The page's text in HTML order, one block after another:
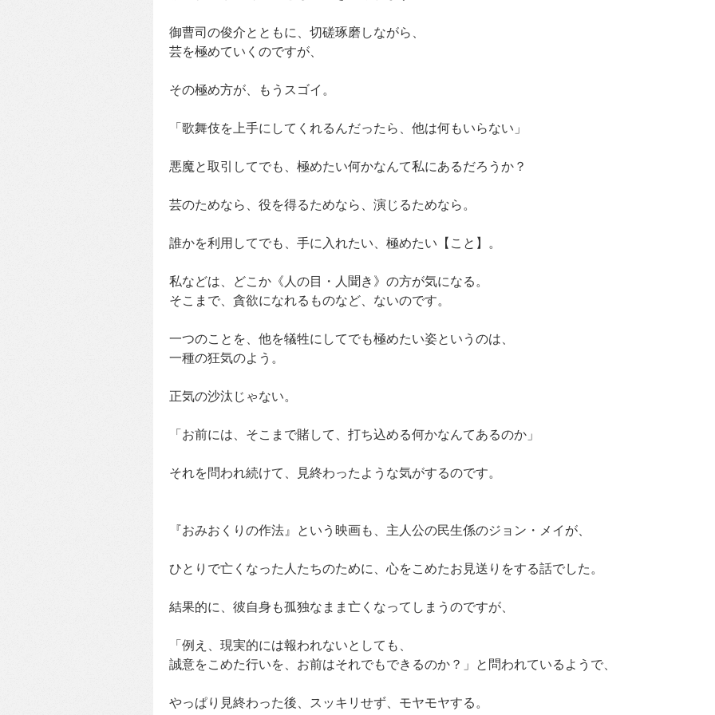
御曹司の俊介とともに、切磋琢磨しながら、
芸を極めていくのですが、
その極め方が、もうスゴイ。
「歌舞伎を上手にしてくれるんだったら、他は何もいらない」
悪魔と取引してでも、極めたい何かなんて私にあるだろうか？
芸のためなら、役を得るためなら、演じるためなら。
誰かを利用してでも、手に入れたい、極めたい【こと】。
私などは、どこか《人の目・人聞き》の方が気になる。
そこまで、貪欲になれるものなど、ないのです。
一つのことを、他を犠牲にしてでも極めたい姿というのは、
一種の狂気のよう。
正気の沙汰じゃない。
「お前には、そこまで賭して、打ち込める何かなんてあるのか」
それを問われ続けて、見終わったような気がするのです。
『おみおくりの作法』という映画も、主人公の民生係のジョン・メイが、
ひとりで亡くなった人たちのために、心をこめたお見送りをする話でした。
結果的に、彼自身も孤独なまま亡くなってしまうのですが、
「例え、現実的には報われないとしても、
誠意をこめた行いを、お前はそれでもできるのか？」と問われているようで、
やっぱり見終わった後、スッキリせず、モヤモヤする。